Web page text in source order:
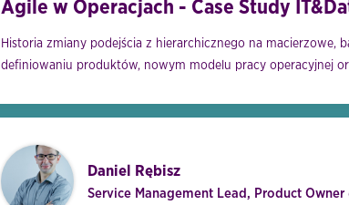
Agile w Operacjach - Case Study
Historia zmiany podejścia z hierarchicznego na macierzowe,
definiowaniu produktów, nowym modelu pracy operacyjnej
Daniel Rębisz
Service Management Lead, Product